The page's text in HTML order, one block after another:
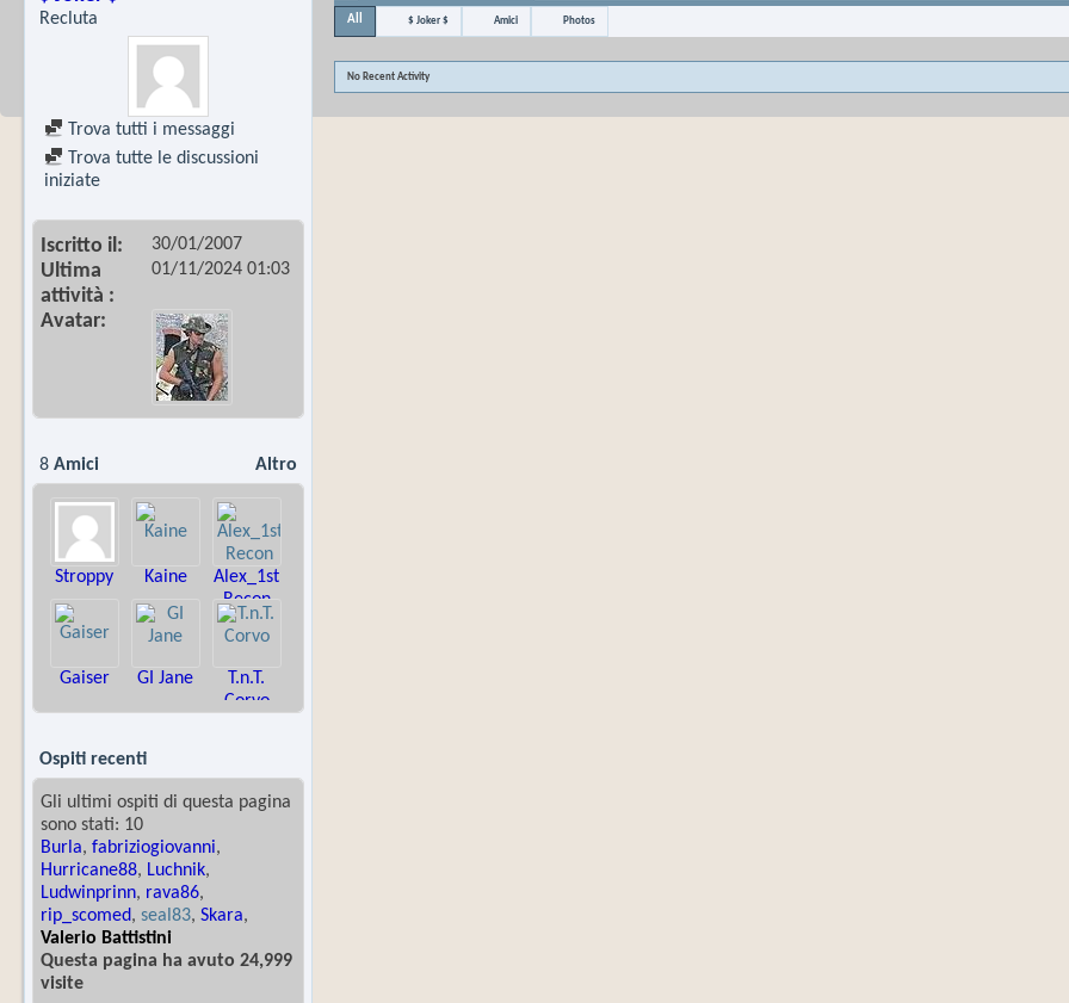
Recluta
Trova tutti i messaggi
Trova tutte le discussioni
iniziate
Iscritto il 30/01/2007
Ultima
attività
01/11/2024 01:03
Avatar
Altro
8 Amici
Stroppy Kaine
Alex_1st
Recon
Gaiser GI Jane
T.n.T.
Corvo
Ospiti recenti
Gli ultimi ospiti di questa pagina
sono stati: 10
Burla, fabriziogiovanni,
Hurricane88, Luchnik,
Ludwinprinn, rava86,
rip_scomed, seal83, Skara,
Valerio Battistini
Questa pagina ha avuto 24,999
visite
All $ Joker $ Amici Photos
No Recent Activity